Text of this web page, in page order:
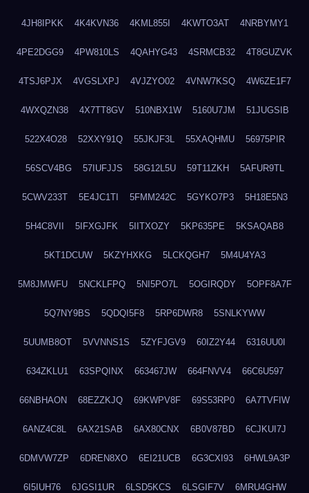
4JH8IPKK 4K4KVN36 4KML855I 4KWTO3AT 4NRBYMY1
4PE2DGG9 4PW810LS 4QAHYG43 4SRMCB32 4T8GUZVK
4TSJ6PJX 4VGSLXPJ 4VJZYO02 4VNW7KSQ 4W6ZE1F7
4WXQZN38 4X7TT8GV 510NBX1W 5160U7JM 51JUGSIB
522X4O28 52XXY91Q 55JKJF3L 55XAQHMU 56975PIR
56SCV4BG 57IUFJJS 58G12L5U 59T11ZKH 5AFUR9TL
5CWV233T 5E4JC1TI 5FMM242C 5GYKO7P3 5H18E5N3
5H4C8VII 5IFXGJFK 5IITXOZY 5KP635PE 5KSAQAB8
5KT1DCUW 5KZYHXKG 5LCKQGH7 5M4U4YA3
5M8JMWFU 5NCKLFPQ 5NI5PO7L 5OGIRQDY 5OPF8A7F
5Q7NY9BS 5QDQI5F8 5RP6DWR8 5SNLKYWW
5UUMB8OT 5VVNNS1S 5ZYFJGV9 60IZ2Y44 6316UU0I
634ZKLU1 63SPQINX 663467JW 664FNVV4 66C6U597
66NBHAON 68EZZKJQ 69KWPV8F 69S53RP0 6A7TVFIW
6ANZ4C8L 6AX21SAB 6AX80CNX 6B0V87BD 6CJKUI7J
6DMVW7ZP 6DREN8XO 6EI21UCB 6G3CXI93 6HWL9A3P
6I5IUH76 6JGSI1UR 6LSD5KCS 6LSGIF7V 6MRU4GHW